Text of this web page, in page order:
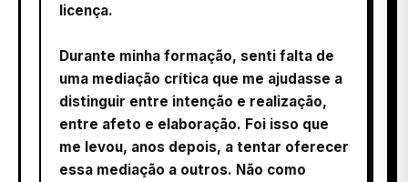
licença.
Durante minha formação, senti falta de
uma mediação crítica que me ajudasse a
distinguir entre intenção e realização,
entre afeto e elaboração. Foi isso que
me levou, anos depois, a tentar oferecer
essa mediação a outros. Não como